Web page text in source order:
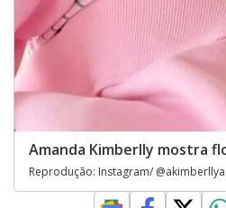
Amanda Kimberlly mostra
Reprodução: Instagram/ @akimberllya